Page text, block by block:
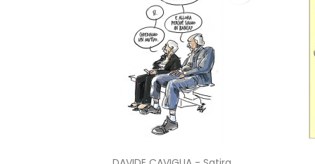
 Anteprima